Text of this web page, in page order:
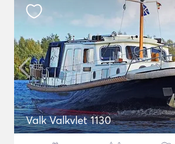
Valk Valkvlet 1130